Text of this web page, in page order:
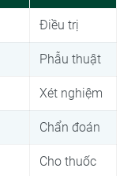
Điều trị
Phẫu thuật
Xét nghiệm
Chẩn đoán
Cho thuốc